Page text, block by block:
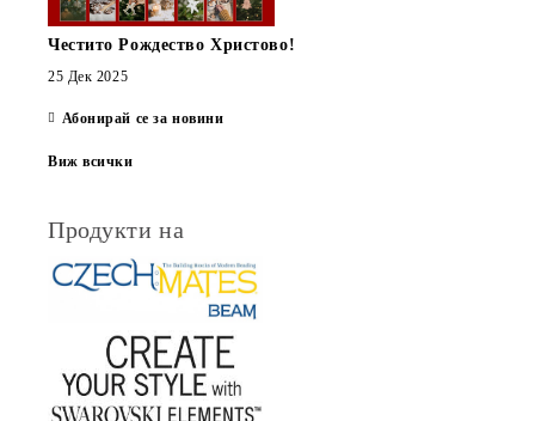
Честито Рождество Христово!
25 Дек 2025
Абонирай се за новини
Виж всички
Продукти на